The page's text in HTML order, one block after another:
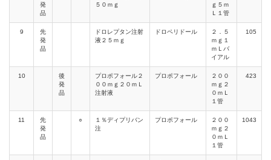
発
品
５０ｍｇ
ｇ５ｍ
Ｌ１管
9
先
発
品
ドロレプタン注射
液２５ｍｇ
ドロペリドール
２．５
ｍｇ１
ｍＬバ
イアル
105
10
後
発
品
プロポフォール２
００ｍｇ２０ｍＬ
注射液
プロポフォール
２００
ｍｇ２
０ｍＬ
１管
423
11
先
発
品
○
１％ディプリバン
注
プロポフォール
２００
ｍｇ２
０ｍＬ
１管
1043